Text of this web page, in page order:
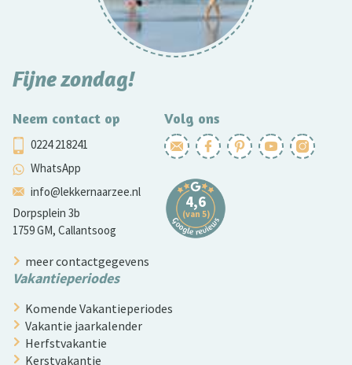
Fijne zondag!
Neem contact op
0224 218241
WhatsApp
info@lekkernaarzee.nl
Dorpsplein 3b
1759 GM, Callantsoog
Volg ons
meer contactgegevens
Vakantieperiodes
Komende Vakantieperiodes
Vakantie jaarkalender
Herfstvakantie
Kerstvakantie